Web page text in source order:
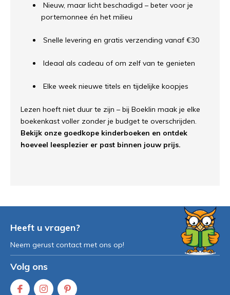
Nieuw, maar licht beschadigd – beter voor je
portemonnee én het milieu
Snelle levering en gratis verzending vanaf €30
Ideaal als cadeau of om zelf van te genieten
Elke week nieuwe titels en tijdelijke koopjes
Lezen hoeft niet duur te zijn – bij Boeklin maak je elke
boekenkast voller zonder je budget te overschrijden.
Bekijk onze goedkope kinderboeken en ontdek
hoeveel leesplezier er past binnen jouw prijs.
Heeft u vragen?
Neem gerust contact met ons op!
Volg ons